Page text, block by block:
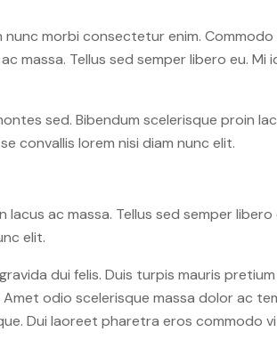
morbi consectetur enim.
massa. Tellus sed semper libero eu. Mi
sed. Bibendum scelerisque proin
convallis lorem nisi diam nunc elit.
ac massa. Tellus sed semper
elit.
dui felis. Duis turpis mauris
odio scelerisque massa dolor ac
Dui laoreet pharetra eros commodo